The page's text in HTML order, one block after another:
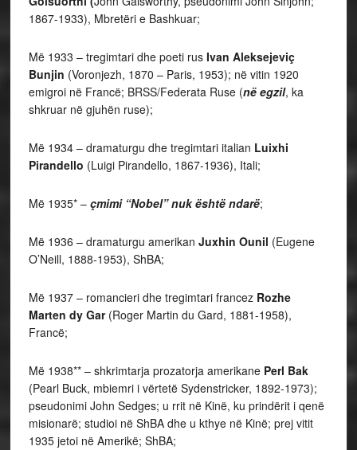
1867-1933), Mbretëri e Bashkuar;
Më 1933 – tregimtari dhe poeti rus Ivan Aleksejeviç
Bunjin (Voronjezh, 1870 – Paris, 1953); në vitin 1920
emigroi në Francë; BRSS/Federata Ruse (në egzil, ka
shkruar në gjuhën ruse);
Më 1934 – dramaturgu dhe tregimtari italian Luixhi
Pirandello (Luigi Pirandello, 1867-1936), Itali;
Më 1935* – çmimi “Nobel” nuk është ndarë;
Më 1936 – dramaturgu amerikan Juxhin Ounil (Eugene
O’Neill, 1888-1953), ShBA;
Më 1937 – romancieri dhe tregimtari francez Rozhe
Marten dy Gar (Roger Martin du Gard, 1881-1958),
Francë;
Më 1938** – shkrimtarja prozatorja amerikane Perl Bak
(Pearl Buck, mbiemri i vërtetë Sydenstricker, 1892-1973);
pseudonimi John Sedges; u rrit në Kinë, ku prindërit i qenë
misionarë; studioi në ShBA dhe u kthye në Kinë; prej vitit
1935 jetoi në Amerikë; ShBA;